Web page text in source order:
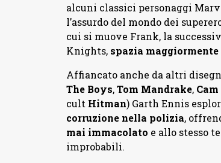
alcuni classici personaggi
l’assurdo del mondo dei
cui si muove Frank, la
Knights, spazia
Affiancato anche da altri
The Boys,Tom Mandrake,
cult Hitman) Garth Ennis
corruzione nella polizia,
mai immacolato e allo stesso
improbabili.